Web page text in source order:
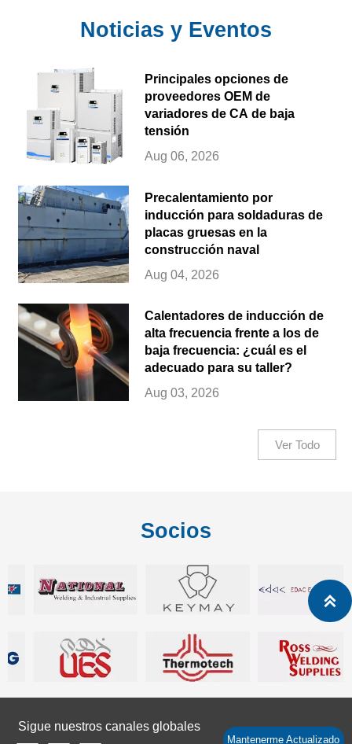
Noticias y Eventos
Principales opciones de
proveedores OEM de
variadores de CA de baja
tensión
Aug 06, 2026
Precalentamiento por
inducción para soldaduras de
placas gruesas en la
construcción naval
Aug 04, 2026
Calentadores de inducción de
alta frecuencia frente a los de
baja frecuencia: ¿cuál es el
adecuado para su taller?
Aug 03, 2026
Ver Todo
Socios
Sigue nuestros canales globales
Mantenerme Actualizado
